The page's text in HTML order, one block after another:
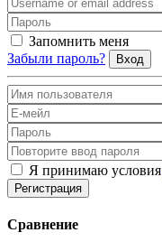
Запомнить меня
Забыли пароль?
Вход
Я принимаю условия
Регистрация
Сравнение